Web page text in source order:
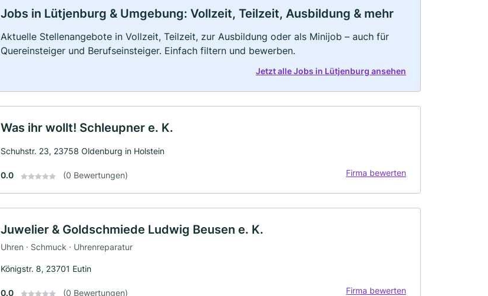
Jobs in Lütjenburg & Umgebung: Vollzeit, Teilzeit, Ausbildung & mehr
Aktuelle Stellenangebote in Vollzeit, Teilzeit, zur Ausbildung oder als Minijob – auch für
Quereinsteiger und Berufseinsteiger. Einfach filtern und bewerben.
Jetzt alle Jobs in Lütjenburg ansehen
Was ihr wollt! Schleupner e. K.
Schuhstr. 23, 23758 Oldenburg in Holstein
0.0 (0 Bewertungen) Firma bewerten
Juwelier & Goldschmiede Ludwig Beusen e. K.
Uhren · Schmuck · Uhrenreparatur
Königstr. 8, 23701 Eutin
0.0 (0 Bewertungen) Firma bewerten